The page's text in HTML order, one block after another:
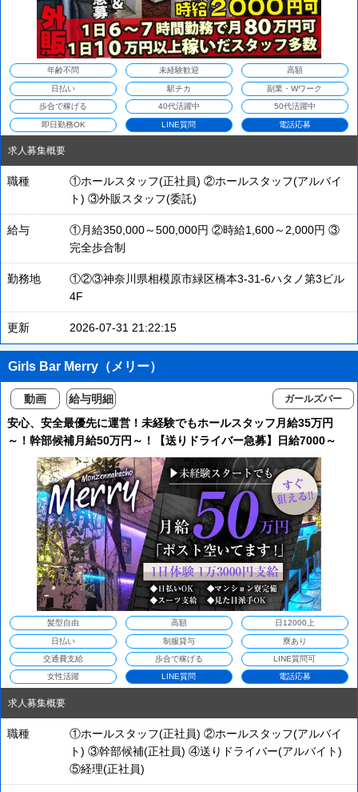
年齢不問 未経験歓迎 高額
日払い 駅チカ 副業・Wワーク
歩合で稼げる 40代活躍中 50代活躍中
即日勤務OK LINE質問 電話応募
求人募集概要
職種
①ホールスタッフ(正社員) ②ホールスタッフ(アルバイ
ト) ③外販スタッフ(委託)
給与
①月給350,000～500,000円 ②時給1,600～2,000円 ③
完全歩合制
勤務地
①②③神奈川県相模原市緑区橋本3-31-6ハタノ第3ビル
4F
更新 2026-07-31 21:22:15
Girls Bar Merry（メリー）
動画 給与明細 ガールズバー
安心、安全最優先に運営！未経験でもホールスタッフ月給35万円
～！幹部候補月給50万円～！【送りドライバー急募】日給7000～
10,000円！マンション寮完備！即入居可能！1日体験日給1万3000
髪型自由 高額 日12000上
日払い 制服貸与 寮あり
交通費支給 歩合で稼げる LINE質問可
女性活躍 LINE質問 電話応募
求人募集概要
職種
①ホールスタッフ(正社員) ②ホールスタッフ(アルバイ
ト) ③幹部候補(正社員) ④送りドライバー(アルバイト)
⑤経理(正社員)